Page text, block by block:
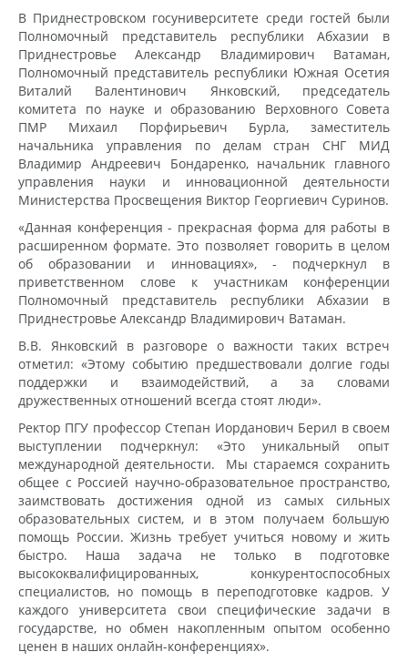
В Приднестровском госуниверситете среди гостей были
Полномочный представитель республики Абхазии в
Приднестровье Александр Владимирович Ватаман,
Полномочный представитель республики Южная Осетия
Виталий Валентинович Янковский, председатель
комитета по науке и образованию Верховного Совета
ПМР Михаил Порфирьевич Бурла, заместитель
начальника управления по делам стран СНГ МИД
Владимир Андреевич Бондаренко, начальник главного
управления науки и инновационной деятельности
Министерства Просвещения Виктор Георгиевич Суринов.
«Данная конференция - прекрасная форма для работы в
расширенном формате. Это позволяет говорить в целом
об образовании и инновациях», - подчеркнул в
приветственном слове к участникам конференции
Полномочный представитель республики Абхазии в
Приднестровье Александр Владимирович Ватаман.
В.В. Янковский в разговоре о важности таких встреч
отметил: «Этому событию предшествовали долгие годы
поддержки и взаимодействий, а за словами
дружественных отношений всегда стоят люди».
Ректор ПГУ профессор Степан Иорданович Берил в своем
выступлении подчеркнул: «Это уникальный опыт
международной деятельности. Мы стараемся сохранить
общее с Россией научно-образовательное пространство,
заимствовать достижения одной из самых сильных
образовательных систем, и в этом получаем большую
помощь России. Жизнь требует учиться новому и жить
быстро. Наша задача не только в подготовке
высококвалифицированных, конкурентоспособных
специалистов, но помощь в переподготовке кадров. У
каждого университета свои специфические задачи в
государстве, но обмен накопленным опытом особенно
ценен в наших онлайн-конференциях».